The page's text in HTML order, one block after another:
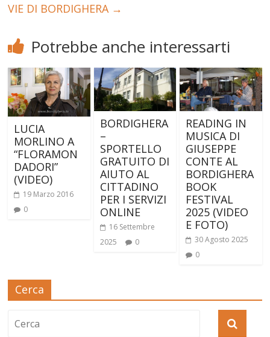
VIE DI BORDIGHERA →
Potrebbe anche interessarti
LUCIA
MORLINO A
“FLORAMON
DADORI”
(VIDEO)
19 Marzo 2016
0
BORDIGHERA
–
SPORTELLO
GRATUITO DI
AIUTO AL
CITTADINO
PER I SERVIZI
ONLINE
16 Settembre
2025
0
READING IN
MUSICA DI
GIUSEPPE
CONTE AL
BORDIGHERA
BOOK
FESTIVAL
2025 (VIDEO
E FOTO)
30 Agosto 2025
0
Cerca